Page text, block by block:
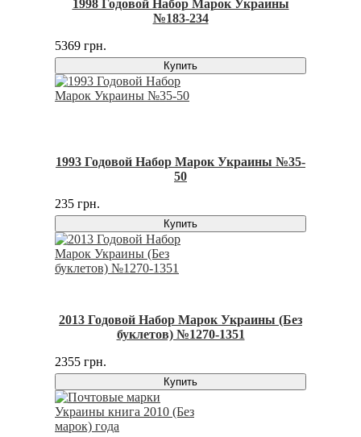
1998 Годовой Набор Марок Украины
№183-234
5369 грн.
Купить
1993 Годовой Набор Марок Украины №35-
50
235 грн.
Купить
2013 Годовой Набор Марок Украины (Без
буклетов) №1270-1351
2355 грн.
Купить